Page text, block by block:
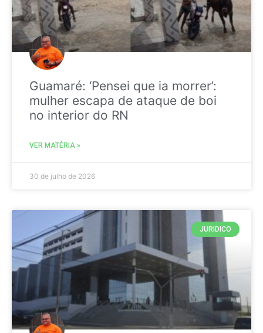
Guamaré: ‘Pensei que ia morrer’:
mulher escapa de ataque de boi
no interior do RN
VER MATÉRIA »
30 de julho de 2026
JURIDICO